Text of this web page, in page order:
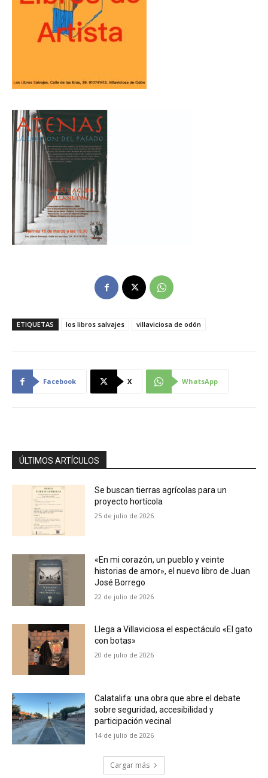
ETIQUETAS los libros salvajes villaviciosa de odón
Facebook X WhatsApp
ÚLTIMOS ARTÍCULOS
Se buscan tierras agrícolas para un
proyecto hortícola
25 de julio de 2026
«En mi corazón, un pueblo y veinte
historias de amor», el nuevo libro de Juan
José Borrego
22 de julio de 2026
Llega a Villaviciosa el espectáculo «El gato
con botas»
20 de julio de 2026
Calatalifa: una obra que abre el debate
sobre seguridad, accesibilidad y
participación vecinal
14 de julio de 2026
Cargar más